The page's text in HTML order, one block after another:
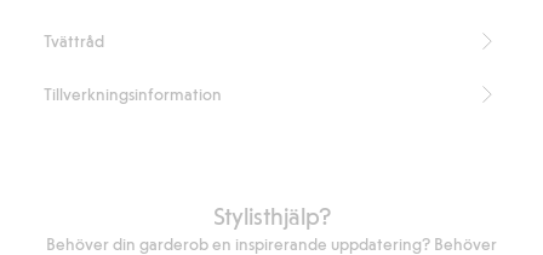
Tvättråd
Tillverkningsinformation
Stylisthjälp?
Behöver din garderob en inspirerande uppdatering? Behöver